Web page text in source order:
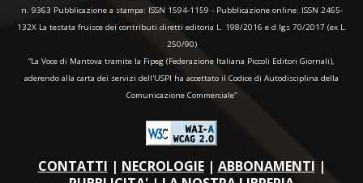
n. 9363 Pubblicazione a stampa: ISSN 1594-1159 - Pubblicazione online: ISSN 2465-
132X La testata fruisce dei contributi diretti editoria L. 198/2016 e d.lgs 70/2017 (ex L.
250/90)
“La Voce di Mantova tramite la Fipeg (Federazione Italiana Piccoli Editori Giornali),
aderendo alla carta dei servizi dell'USPI ha accettato il Codice di Autodisciplina della
Comunicazione Commerciale"
CONTATTI | NECROLOGIE| ABBONAMENTI |